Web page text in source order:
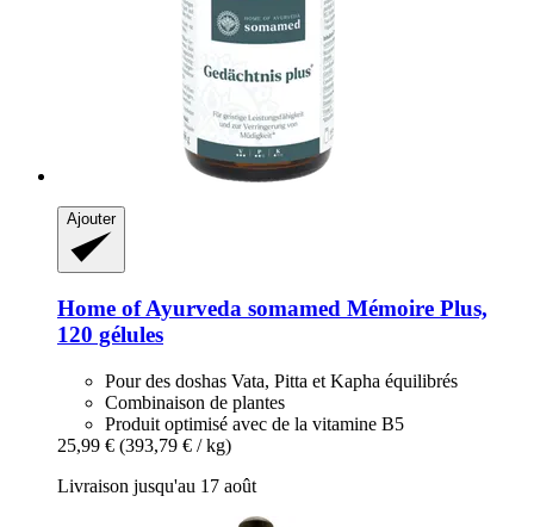
Ajouter
Home of Ayurveda somamed Mémoire Plus,
120 gélules
Pour des doshas Vata, Pitta et Kapha équilibrés
Combinaison de plantes
Produit optimisé avec de la vitamine B5
25,99 € (393,79 € / kg)
Livraison jusqu'au 17 août